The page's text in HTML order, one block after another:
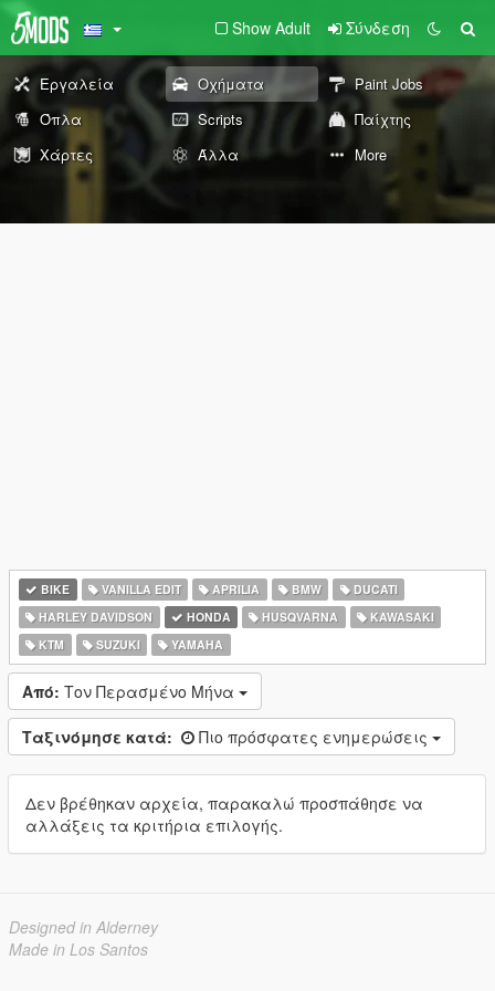
Show Adult Σύνδεση
Εργαλεία Οχήματα
Paint Jobs
Όπλα
Scripts
Παίχτης
Χάρτες
Άλλα More
BIKE VANILLA EDIT APRILIA BMW
DUCATI
HARLEY DAVIDSON
HONDA HUSQVARNA
KAWASAKI
KTM
SUZUKI YAMAHA
Από: Τον Περασμένο Μήνα
Ταξινόμησε κατά: Πιο πρόσφατες ενημερώσεις
Δεν βρέθηκαν αρχεία, παρακαλώ προσπάθησε να
αλλάξεις τα κριτήρια επιλογής.
Designed in Alderney
Made in Los Santos